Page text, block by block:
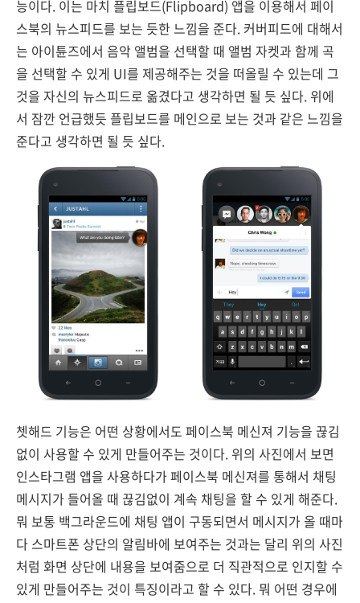
능이다. 이는 마치 플립보드(Flipboard) 앱을 이용해서 페이
스북의 뉴스피드를 보는 듯한 느낌을 준다. 커버피드에 대해서
는 아이튠즈에서 음악 앨범을 선택할 때 앨범 자켓과 함께 곡
을 선택할 수 있게 UI를 제공해주는 것을 떠올릴 수 있는데 그
것을 자신의 뉴스피드로 옮겼다고 생각하면 될 듯 싶다. 위에
서 잠깐 언급했듯 플립보드를 메인으로 보는 것과 같은 느낌을
준다고 생각하면 될 듯 싶다.
쳇해드 기능은 어떤 상황에서도 페이스북 메신져 기능을 끊김
없이 사용할 수 있게 만들어주는 것이다. 위의 사진에서 보면
인스타그램 앱을 사용하다가 페이스북 메신져를 통해서 채팅
메시지가 들어올 때 끊김없이 계속 채팅을 할 수 있게 해준다.
뭐 보통 백그라운드에 채팅 앱이 구동되면서 메시지가 올 때마
다 스마트폰 상단의 알림바에 보여주는 것과는 달리 위의 사진
처럼 화면 상단에 내용을 보여줌으로 더 직관적으로 인지할 수
있게 만들어주는 것이 특징이라고 할 수 있다. 뭐 어떤 경우에